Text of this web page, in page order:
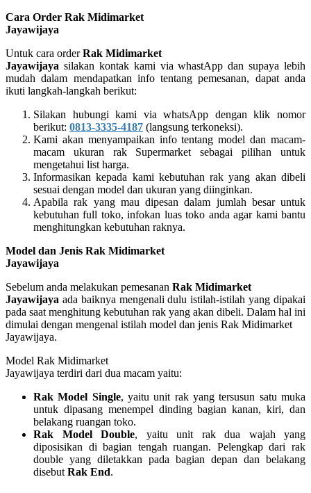
Cara Order Rak Midimarket
Jayawijaya
Untuk cara orderRak Midimarket
Jayawijaya silakan kontak kami via whastApp dan supaya lebih
mudah dalam mendapatkan info tentang pemesanan, dapat anda
ikuti langkah-langkah berikut:
Silakan hubungi kami via whatsApp dengan klik nomor
berikut: 0813-3335-4187 (langsung terkoneksi).
Kami akan menyampaikan info tentang model dan macam-
macam ukuran rak Supermarket sebagai pilihan untuk
mengetahui list harga.
Informasikan kepada kami kebutuhan rak yang akan dibeli
sesuai dengan model dan ukuran yang diinginkan.
Apabila rak yang mau dipesan dalam jumlah besar untuk
kebutuhan full toko, infokan luas toko anda agar kami bantu
menghitungkan kebutuhan raknya.
Model dan Jenis Rak Midimarket
Jayawijaya
Sebelum anda melakukan pemesanan Rak Midimarket
Jayawijaya ada baiknya mengenali dulu istilah-istilah yang dipakai
pada saat menghitung kebutuhan rak yang akan dibeli. Dalam hal ini
dimulai dengan mengenal istilah model dan jenis Rak Midimarket
Jayawijaya.
Model Rak Midimarket
Jayawijaya terdiri dari dua macam yaitu:
Rak Model Single, yaitu unit rak yang tersusun satu muka
untuk dipasang menempel dinding bagian kanan, kiri, dan
belakang ruangan toko.
Rak Model Double, yaitu unit rak dua wajah yang
diposisikan di bagian tengah ruangan. Pelengkap dari rak
double yang diletakkan pada bagian depan dan belakang
disebut Rak End.